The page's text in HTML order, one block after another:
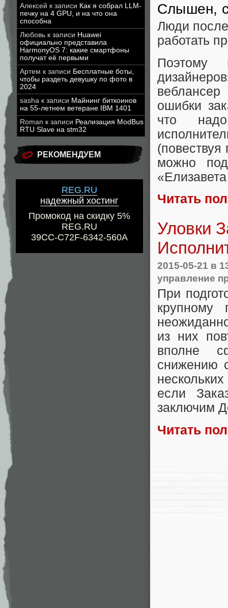
Алексей к записи Как я собрал LLM-
печку на 4 GPU, и на что она
способна
Любовь к записи Huawei
официально представила
HarmonyOS 7: какие смартфоны
получат её первыми
Артем к записи Бесплатные боты,
чтобы раздеть девушку по фото в
2024
sasha к записи Майнинг биткоинов
на 55-летнем ветеране IBM 1401
Roman к записи Реализация ModBus
RTU Slave на stm32
РЕКОМЕНДУЕМ
REG.RU
надежный хостинг
Промокод на скидку 5%
REG.RU
39CC-C72F-6342-560A
Слышен,
Люди
работать
Поэтому
ошибки
что
можно
Читать
Уловки
2015-05-21 в
управление
При
крупному
из них
вполне
снижению
если
заключим
Читать